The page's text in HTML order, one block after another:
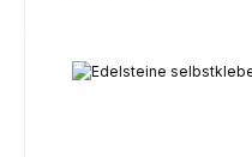
Bildergalerie überspringen